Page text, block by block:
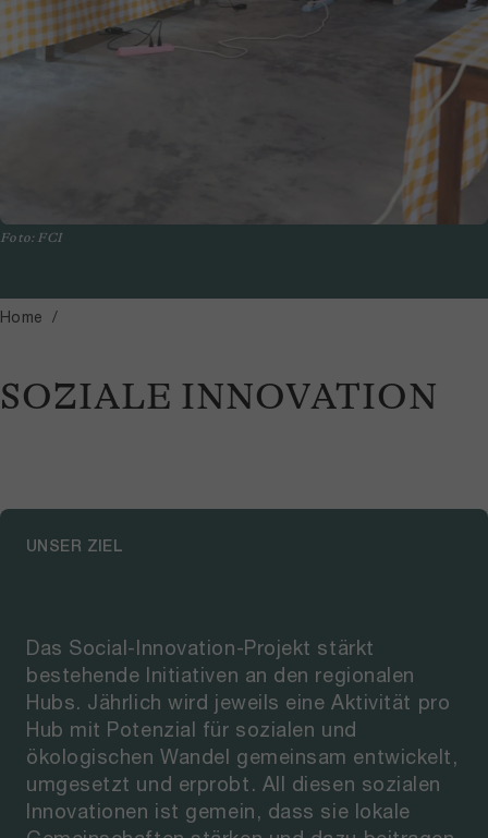
Foto: FCI
Home
SOZIALE INNOVATION
UNSER ZIEL
Das Social-Innovation-Projekt stärkt
bestehende Initiativen an den regionalen
Hubs. Jährlich wird jeweils eine Aktivität pro
Hub mit Potenzial für sozialen und
ökologischen Wandel gemeinsam entwickelt,
umgesetzt und erprobt. All diesen sozialen
Innovationen ist gemein, dass sie lokale